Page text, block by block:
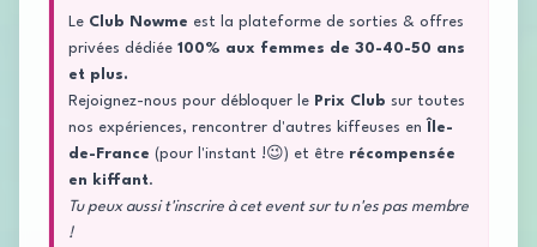
Le Club Nowme est la plateforme de sorties & offres
privées dédiée 100% aux femmes de 30-40-50 ans
et plus.
Rejoignez-nous pour débloquer le Prix Club sur toutes
nos expériences, rencontrer d'autres kiffeuses en
Île-
de-France (pour l'instant !😉) et être récompensée
en kiffant.
Tu peux aussi t'inscrire à cet event sur tu n'es pas membre
!